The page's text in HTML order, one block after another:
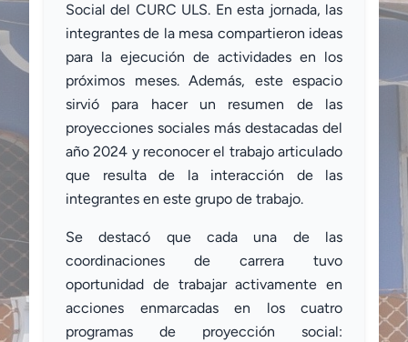
Social del CURC ULS. En esta jornada, las
integrantes de la mesa compartieron ideas
para la ejecución de actividades en los
próximos meses. Además, este espacio
sirvió para hacer un resumen de las
proyecciones sociales más destacadas del
año 2024 y reconocer el trabajo articulado
que resulta de la interacción de las
integrantes en este grupo de trabajo.
Se destacó que cada una de las
coordinaciones de carrera tuvo
oportunidad de trabajar activamente en
acciones enmarcadas en los cuatro
programas de proyección social: